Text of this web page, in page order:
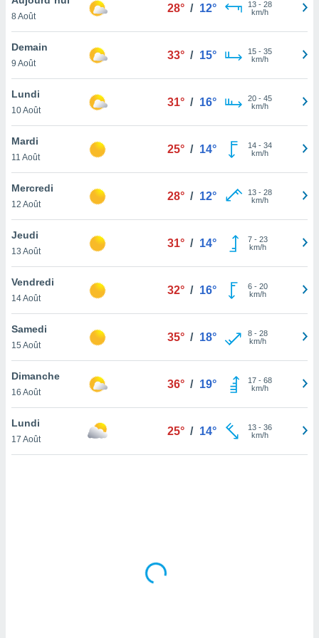
et
»,
au
vous
qu'ils
ou
le
ainsi
un
la
du
en
de
8 Août
28° / 12° 13- 28
km/h
Demain
9 Août
33° / 15° 15- 35
km/h
Lundi
10 Août
31° / 16° 20- 45
km/h
Mardi
11 Août
25° / 14° 14- 34
km/h
Mercredi
12 Août
28° / 12° 13- 28
km/h
Jeudi
13 Août
31° / 14° 7- 23
km/h
Vendredi
14 Août
32° / 16° 6- 20
km/h
Samedi
15 Août
35° / 18° 8- 28
km/h
Dimanche
16 Août
36° / 19° 17- 68
km/h
Lundi
17 Août
25° / 14° 13- 36
km/h